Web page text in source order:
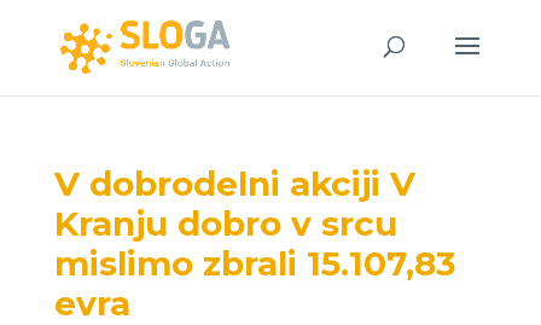
V dobrodelni akciji V
Kranju dobro v srcu
mislimo zbrali 15.107,83
evra